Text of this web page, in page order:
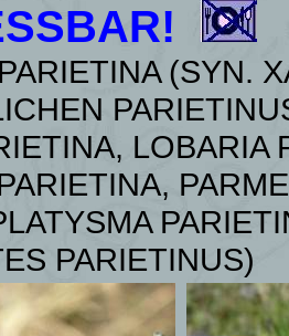
(SYN.
LOBARIA
PARIETINUS)